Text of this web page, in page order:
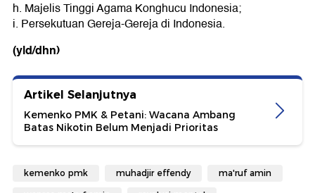
h. Majelis Tinggi Agama Konghucu Indonesia;
i. Persekutuan Gereja-Gereja di Indonesia.
(yld/dhn)
Artikel Selanjutnya
Kemenko PMK & Petani: Wacana Ambang
Batas Nikotin Belum Menjadi Prioritas
kemenko pmk muhadjir effendy ma'ruf amin